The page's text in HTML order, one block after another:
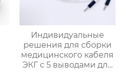
Индивидуальные
решения для сборки
медицинского кабеля
ЭКГ с 5 выводами для